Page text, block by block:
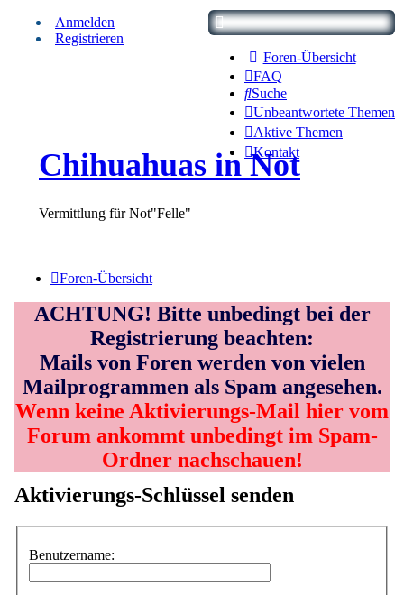
Foren-Übersicht
FAQ
Suche
Unbeantwortete Themen
Aktive Themen
Kontakt
Anmelden
Registrieren
Chihuahuas in Not
Vermittlung für Not"Felle"
Foren-Übersicht
ACHTUNG! Bitte unbedingt bei der
Registrierung beachten:
Mails von Foren werden von vielen
Mailprogrammen als Spam angesehen.
Wenn keine Aktivierungs-Mail hier vom
Forum ankommt unbedingt im Spam-
Ordner nachschauen!
Aktivierungs-Schlüssel senden
Benutzername: